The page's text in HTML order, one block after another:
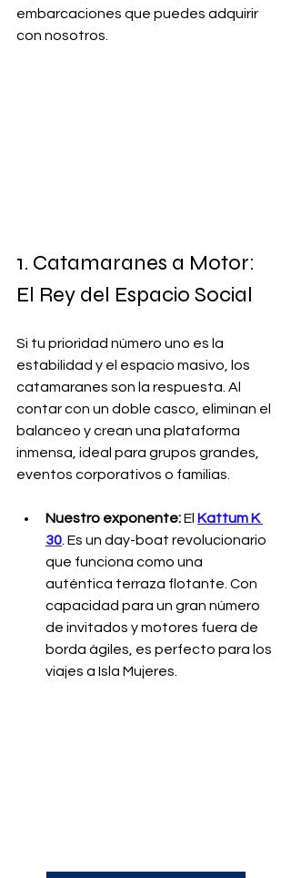
embarcaciones que puedes adquirir
con nosotros.
1. Catamaranes a Motor:
El Rey del Espacio Social
Si tu prioridad número uno es la
estabilidad y el espacio masivo, los
catamaranes son la respuesta. Al
contar con un doble casco, eliminan el
balanceo y crean una plataforma
inmensa, ideal para grupos grandes,
eventos corporativos o familias.
Nuestro exponente: El Kattum K
30 . Es un day-boat revolucionario
que funciona como una
auténtica terraza flotante. Con
capacidad para un gran número
de invitados y motores fuera de
borda ágiles, es perfecto para los
viajes a Isla Mujeres.